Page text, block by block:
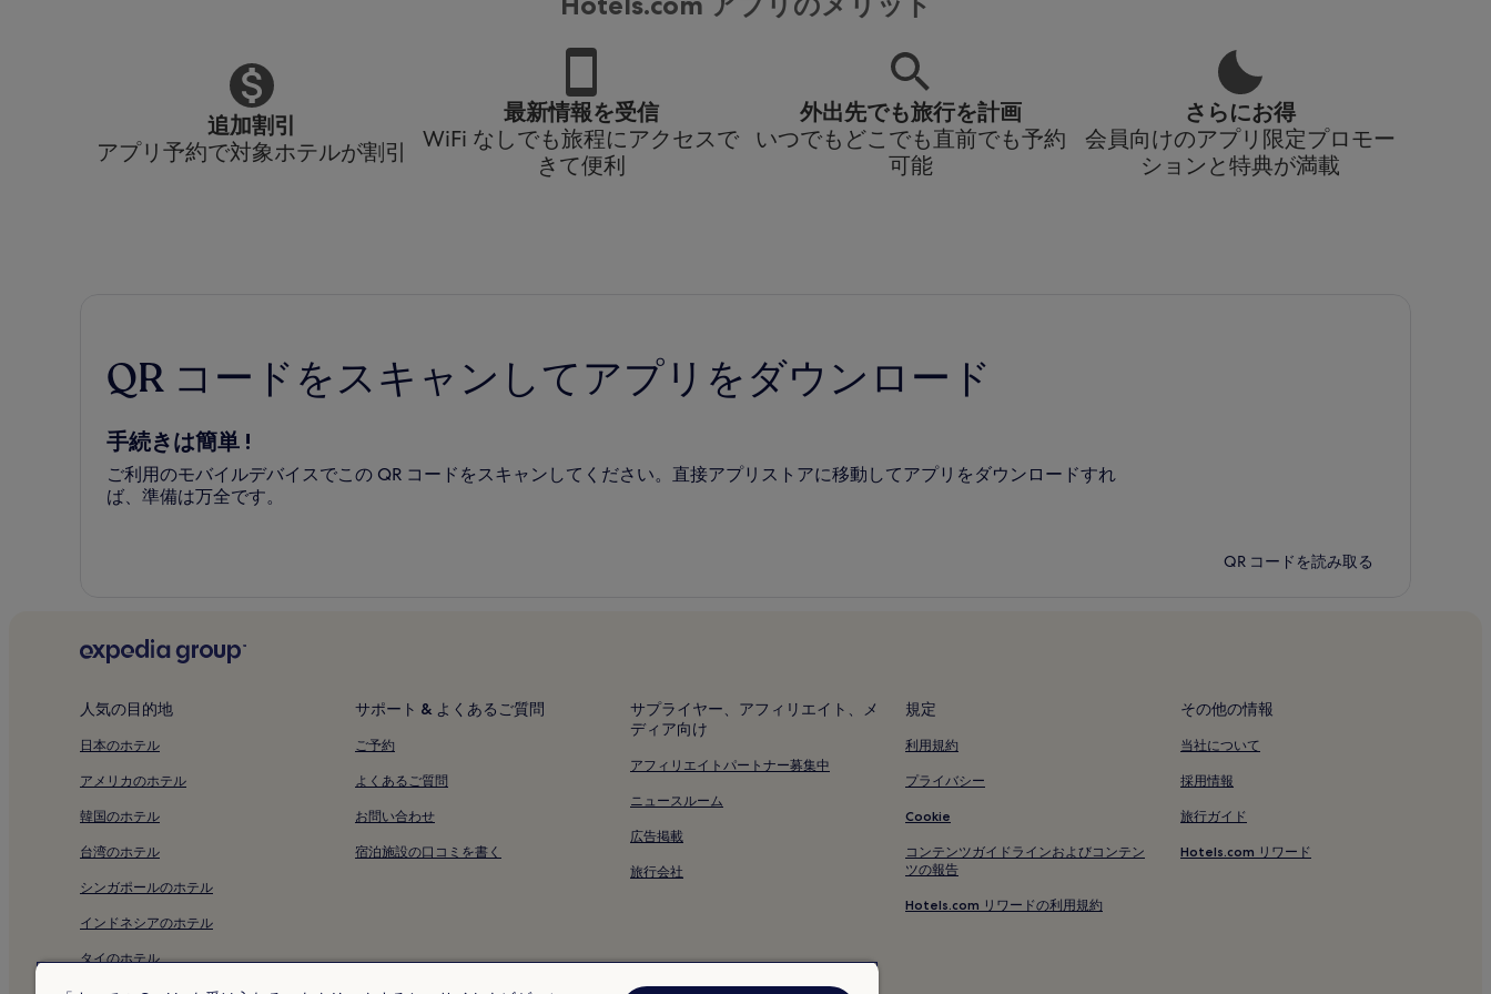
追加割引
アプリ予約で対象ホテルが割引
最新情報を受信
WiFi なしでも旅程にアクセスで
きて便利
外出先でも旅行を計画
いつでもどこでも直前でも予約
可能
さらにお得
会員向けのアプリ限定プロモー
ションと特典が満載
QR コードをスキャンしてアプリをダウンロード
手続きは簡単 !
ご利用のモバイルデバイスでこの QR コードをスキャンしてください。直接アプリストアに移動してアプリをダウンロードすれ
ば、準備は万全です。
QR コードを読み取る
人気の目的地
日本のホテル
アメリカのホテル
韓国のホテル
台湾のホテル
シンガポールのホテル
インドネシアのホテル
タイのホテル
サポート & よくあるご質問
ご予約
よくあるご質問
お問い合わせ
宿泊施設の口コミを書く
サプライヤー、アフィリエイト、メ
ディア向け
アフィリエイトパートナー募集中
ニュースルーム
広告掲載
旅行会社
規定
利用規約
プライバシー
Cookie
コンテンツガイドラインおよびコンテン
ツの報告
Hotels.com リワードの利用規約
その他の情報
当社について
採用情報
旅行ガイド
Hotels.com リワード